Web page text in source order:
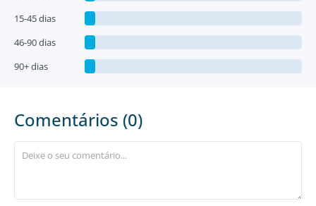
15-45 dias
46-90 dias
90+ dias
Comentários (0)